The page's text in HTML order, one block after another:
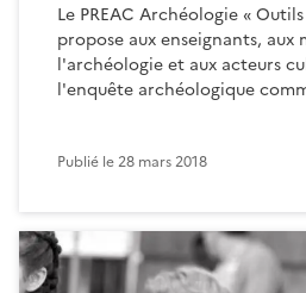
Le PREAC Archéologie «
propose aux enseignants, aux
l'archéologie et aux acteurs
l'enquête archéologique
Publié le28 mars 2018